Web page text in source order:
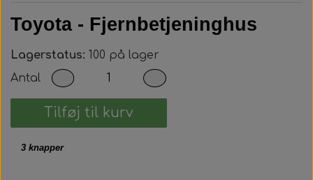
Toyota - Fjernbetjeninghus
Lagerstatus: 100 på lager
Antal
Tilføj til kurv
3 knapper